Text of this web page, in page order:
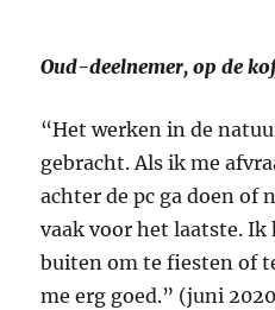
Oud-deelnemer, op de
“Het werken in de
gebracht. Als ik me
achter de pc ga doen of
vaak voor het laatste. Ik
buiten om te fiesten of
me erg goed.” (juni